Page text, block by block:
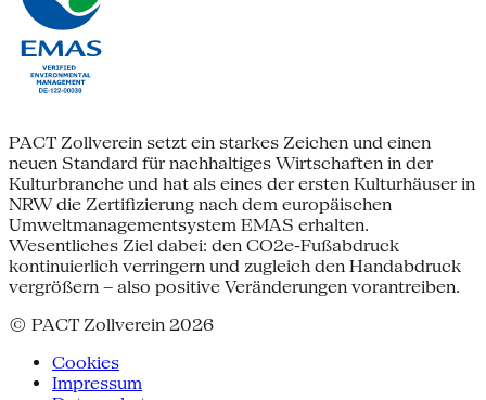
PACT Zollverein setzt ein starkes Zeichen und einen
neuen Standard für nachhaltiges Wirtschaften in der
Kulturbranche und hat als eines der ersten Kulturhäuser in
NRW die Zertifizierung nach dem europäischen
Umweltmanagementsystem EMAS erhalten.
Wesentliches Ziel dabei: den CO2e-Fußabdruck
kontinuierlich verringern und zugleich den Handabdruck
vergrößern – also positive Veränderungen vorantreiben.
© PACT Zollverein 2026
Cookies
Impressum